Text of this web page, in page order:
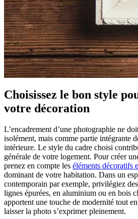
Choisissez le bon style
votre décoration
L’encadrement d’une photographie ne
isolément, mais comme partie intégrante
intérieure. Le style du cadre choisi
générale de votre logement. Pour créer
prenez en compte les éléments décoratifs
dominant de votre habitation. Dans un
contemporain par exemple, privilégiez des
lignes épurées, en aluminium ou en bois
apportent une touche de modernité tout
laisser la photo s’exprimer pleinement.